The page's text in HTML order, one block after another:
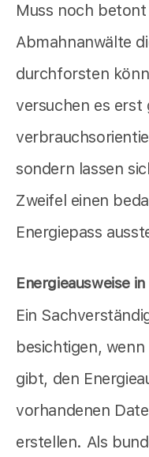
Muss noch
Abmahnanwälte
durchforsten
versuchen es
sondern lassen
Zweifel einen
Energiepass
Energieausweise
Ein
besichtigen,
gibt, den
vorhandenen
erstellen. Als